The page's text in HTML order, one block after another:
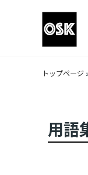
トップページ
用語